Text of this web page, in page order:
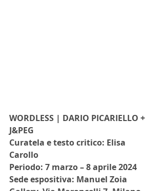
WORDLESS | DARIO PICARIELLO +
J&PEG
Curatela e testo critico: Elisa
Carollo
Periodo: 7 marzo – 8 aprile 2024
Sede espositiva: Manuel Zoia